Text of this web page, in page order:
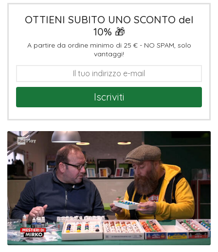
OTTIENI SUBITO UNO SCONTO del
10% 🎁
A partire da ordine minimo di 25 € - NO SPAM, solo
vantaggi!
Iscriviti